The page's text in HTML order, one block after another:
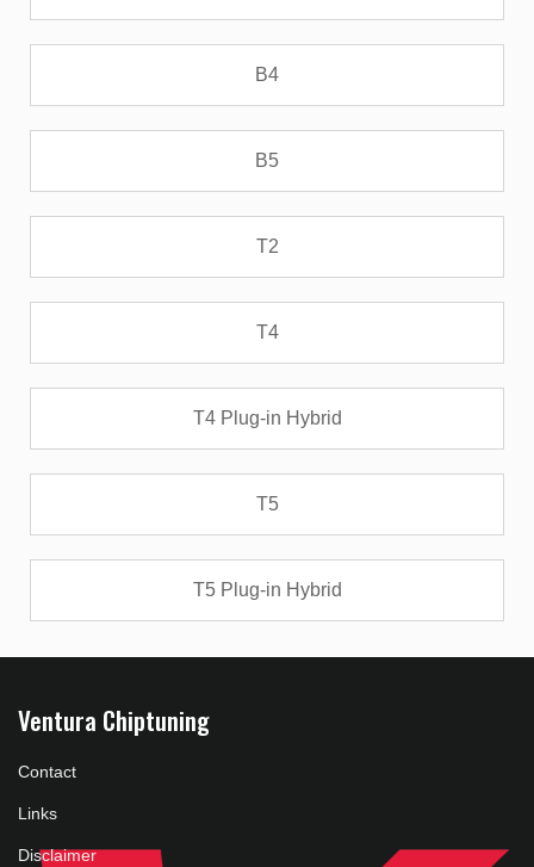
B4
B5
T2
T4
T4 Plug-in Hybrid
T5
T5 Plug-in Hybrid
Ventura Chiptuning
Contact
Links
Disclaimer